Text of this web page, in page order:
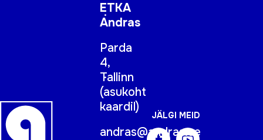
ETKA
Andras
Parda
4,
Tallinn
(asukoht
kaardil)
andras@andras.ee
JÄLGI MEID